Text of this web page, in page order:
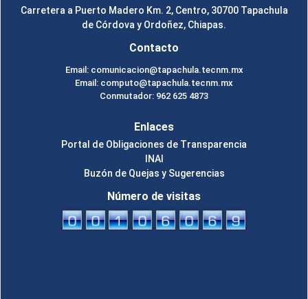
Carretera a Puerto Madero Km. 2, Centro, 30700 Tapachula
de Córdova y Ordoñez, Chiapas.
Contacto
Email: comunicacion@tapachula.tecnm.mx
Email: computo@tapachula.tecnm.mx
Conmutador: 962 625 4873
Enlaces
Portal de Obligaciones de Transparencia
INAI
Buzón de Quejas y Sugerencias
Número de visitas